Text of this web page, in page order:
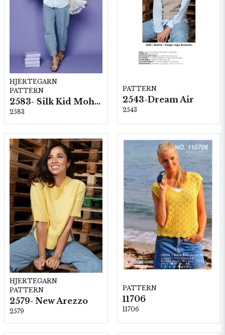
HJERTEGARN
PATTERN
2583- Silk Kid Mohair
2583
PATTERN
2543-Dream Air
2543
HJERTEGARN
PATTERN
2579- New Arezzo
2579
PATTERN
11706
11706